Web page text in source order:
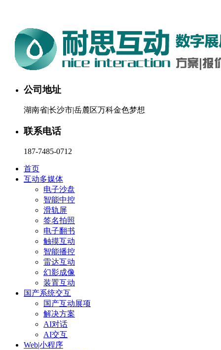
公司地址
湖南省|长沙市|岳麓区万科金色梦想
联系电话
187-7485-0712
首页
互动多媒体
电子沙盘
智能中控
滑轨屏
签名拍照
电子翻书
触摸互动
智能播控
雷达互动
幻影成像
装置互动
国产系统交互
国产互动展项
解决方案
AI对话
AI交互
Web|小程序